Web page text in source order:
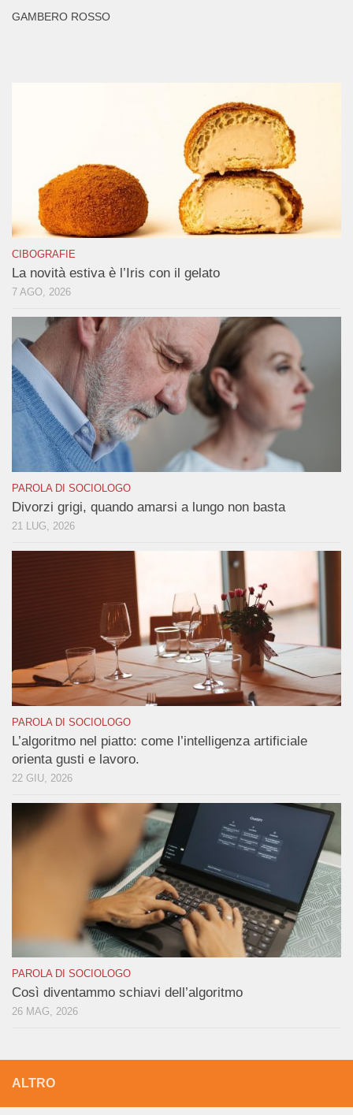
GAMBERO ROSSO
CIBOGRAFIE
La novità estiva è l’Iris con il gelato
7 AGO, 2026
PAROLA DI SOCIOLOGO
Divorzi grigi, quando amarsi a lungo non basta
21 LUG, 2026
PAROLA DI SOCIOLOGO
L’algoritmo nel piatto: come l’intelligenza artificiale
orienta gusti e lavoro.
22 GIU, 2026
PAROLA DI SOCIOLOGO
Così diventammo schiavi dell’algoritmo
26 MAG, 2026
ALTRO